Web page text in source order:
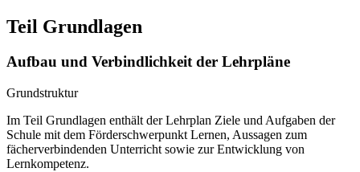
Teil Grundlagen
Aufbau und Verbindlichkeit der Lehrpläne
Grundstruktur
Im Teil Grundlagen enthält der Lehrplan Ziele und Aufgaben der
Schule mit dem Förderschwerpunkt Lernen, Aussagen zum
fächerverbindenden Unterricht sowie zur Entwicklung von
Lernkompetenz.